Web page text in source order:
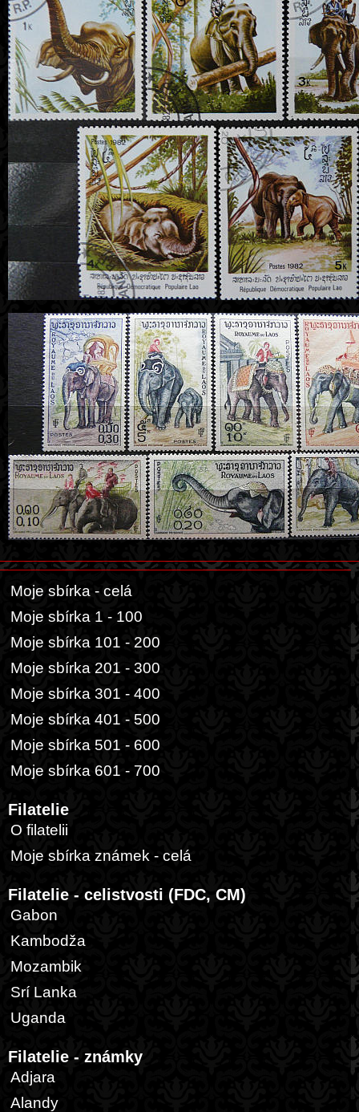
Moje sbírka - celá
Moje sbírka 1 - 100
Moje sbírka 101 - 200
Moje sbírka 201 - 300
Moje sbírka 301 - 400
Moje sbírka 401 - 500
Moje sbírka 501 - 600
Moje sbírka 601 - 700
Filatelie
O filatelii
Moje sbírka známek - celá
Filatelie - celistvosti (FDC, CM)
Gabon
Kambodža
Mozambik
Srí Lanka
Uganda
Filatelie - známky
Adjara
Alandy